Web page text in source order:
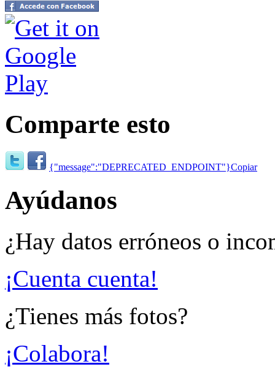
Comparte esto
{"message":"DEPRECATED_ENDPOINT"}Copiar
Ayúdanos
¿Hay datos erróneos o
¡Cuenta cuenta!
¿Tienes más fotos?
¡Colabora!